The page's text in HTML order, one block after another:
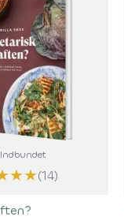
★★(14)